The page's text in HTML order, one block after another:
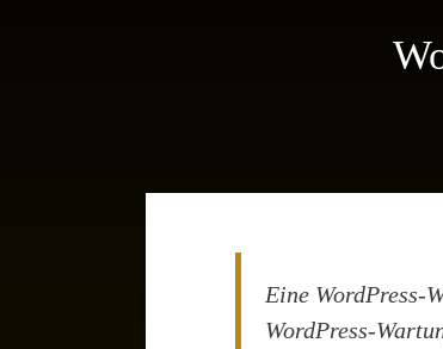
Eine WordPress-
WordPress-